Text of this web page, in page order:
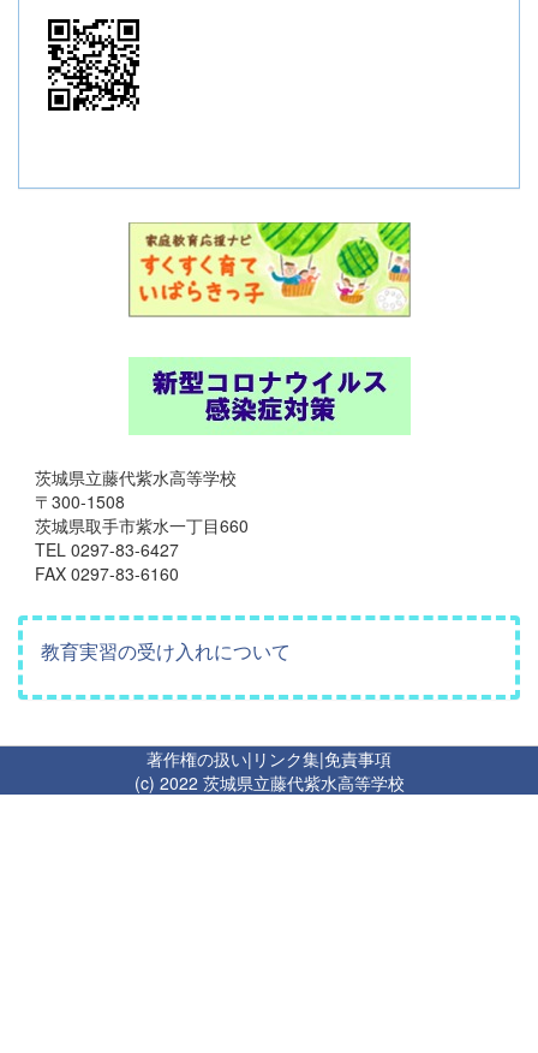
茨城県立藤代紫水高等学校
〒300-1508
茨城県取手市紫水一丁目660
TEL 0297-83-6427
FAX 0297-83-6160
教育実習の受け入れについて
著作権の扱い| リンク集|免責事項
(c) 2022 茨城県立藤代紫水高等学校